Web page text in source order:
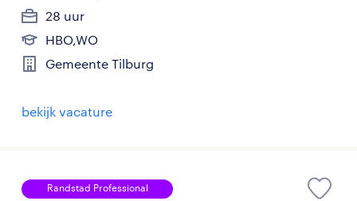
28 uur
HBO,WO
Gemeente Tilburg
bekijk vacature
Randstad Professional